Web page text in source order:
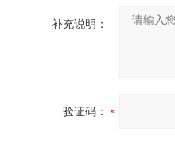
补充说明：
验证码：